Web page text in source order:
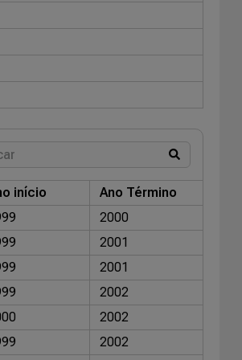
início
Ano Término
2000
2001
2001
2002
2002
2002